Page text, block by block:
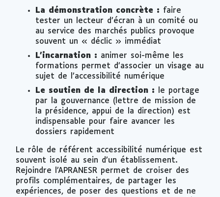
La démonstration concrète : faire
tester un lecteur d’écran à un comité ou
au service des marchés publics provoque
souvent un « déclic » immédiat
L’incarnation : animer soi-même les
formations permet d’associer un visage au
sujet de l’accessibilité numérique
Le soutien de la direction : le portage
par la gouvernance (lettre de mission de
la présidence, appui de la direction) est
indispensable pour faire avancer les
dossiers rapidement
Le rôle de référent accessibilité numérique est
souvent isolé au sein d’un établissement.
Rejoindre l’APRANESR permet de croiser des
profils complémentaires, de partager les
expériences, de poser des questions et de ne